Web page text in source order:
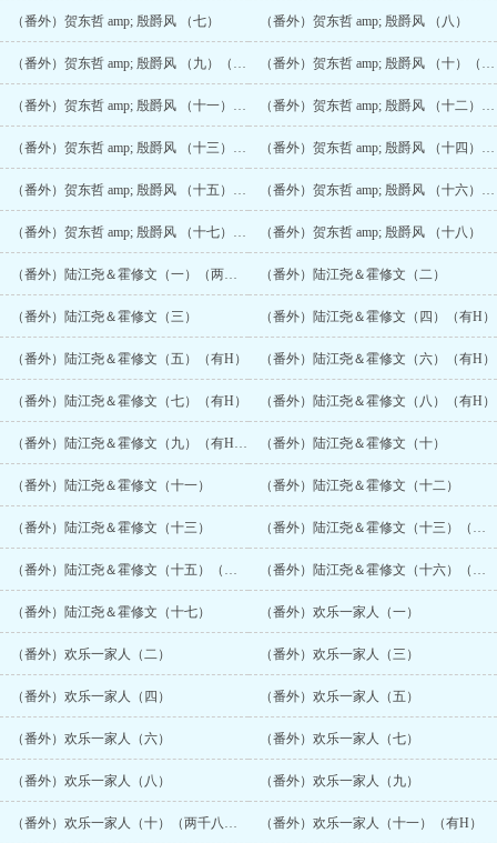
（番外）贺东哲 amp; 殷爵风 （七） （番外）贺东哲 amp; 殷爵风 （八）
（番外）贺东哲 amp; 殷爵风 （九）（有H） （番外）贺东哲 amp; 殷爵风 （十）（有H）
（番外）贺东哲 amp; 殷爵风 （十一）（有H） （番外）贺东哲 amp; 殷爵风 （十二）（有H）
（番外）贺东哲 amp; 殷爵风 （十三）（有H吧？） （番外）贺东哲 amp; 殷爵风 （十四）（有H）
（番外）贺东哲 amp; 殷爵风 （十五）（有H） （番外）贺东哲 amp; 殷爵风 （十六）（有H）
（番外）贺东哲 amp; 殷爵风 （十七）（有H） （番外）贺东哲 amp; 殷爵风 （十八）
（番外）陆江尧＆霍修文（一）（两千七百珠加更） （番外）陆江尧＆霍修文（二）
（番外）陆江尧＆霍修文（三） （番外）陆江尧＆霍修文（四）（有H）
（番外）陆江尧＆霍修文（五）（有H） （番外）陆江尧＆霍修文（六）（有H）
（番外）陆江尧＆霍修文（七）（有H） （番外）陆江尧＆霍修文（八）（有H）
（番外）陆江尧＆霍修文（九）（有H吧？） （番外）陆江尧＆霍修文（十）
（番外）陆江尧＆霍修文（十一） （番外）陆江尧＆霍修文（十二）
（番外）陆江尧＆霍修文（十三） （番外）陆江尧＆霍修文（十三）（有H）
（番外）陆江尧＆霍修文（十五）（有H） （番外）陆江尧＆霍修文（十六）（有H）
（番外）陆江尧＆霍修文（十七） （番外）欢乐一家人（一）
（番外）欢乐一家人（二） （番外）欢乐一家人（三）
（番外）欢乐一家人（四） （番外）欢乐一家人（五）
（番外）欢乐一家人（六） （番外）欢乐一家人（七）
（番外）欢乐一家人（八） （番外）欢乐一家人（九）
（番外）欢乐一家人（十）（两千八百珠加更） （番外）欢乐一家人（十一）（有H）